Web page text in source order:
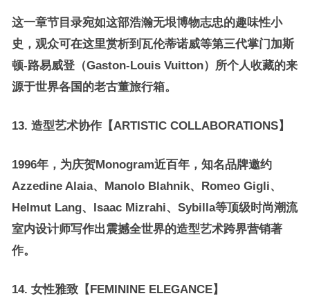
这一章节目录宛如这部浩瀚无垠博物志忠的趣味性小
史，观众可在这里赏析到瓦伦蒂诺威等第三代掌门加斯
顿-路易威登（Gaston-Louis Vuitton）所个人收藏的来
源于世界各国的老古董旅行箱。
13. 造型艺术协作【ARTISTIC COLLABORATIONS】
1996年，为庆贺Monogram近百年，知名品牌邀约
Azzedine Alaia、Manolo Blahnik、Romeo Gigli、
Helmut Lang、Isaac Mizrahi、Sybilla等顶级时尚潮流
室内设计师写作出震撼全世界的造型艺术跨界营销著
作。
14. 女性雅致【FEMININE ELEGANCE】